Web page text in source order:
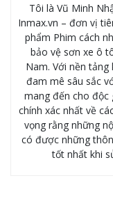
Tôi là Vũ Minh
Inmax.vn – đơn vị
phẩm Phim cách
bảo vệ sơn xe ô
Nam. Với nền
đam mê sâu sắc
mang đến cho độc
chính xác nhất về
vọng rằng những
có được những
tốt nhất khi